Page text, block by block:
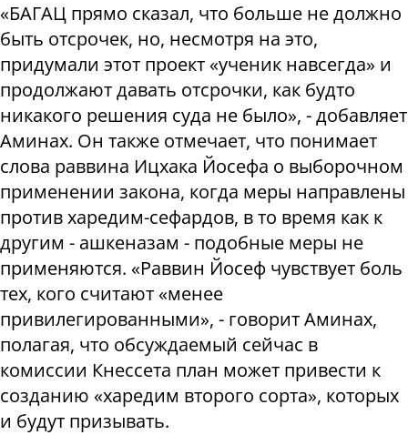
«БАГАЦ прямо сказал, что больше не должно
быть отсрочек, но, несмотря на это,
придумали этот проект «ученик навсегда» и
продолжают давать отсрочки, как будто
никакого решения суда не было», - добавляет
Аминах. Он также отмечает, что понимает
слова раввина Ицхака Йосефа о выборочном
применении закона, когда меры направлены
против харедим-сефардов, в то время как к
другим - ашкеназам - подобные меры не
применяются. «Раввин Йосеф чувствует боль
тех, кого считают «менее
привилегированными», - говорит Аминах,
полагая, что обсуждаемый сейчас в
комиссии Кнессета план может привести к
созданию «харедим второго сорта», которых
и будут призывать.